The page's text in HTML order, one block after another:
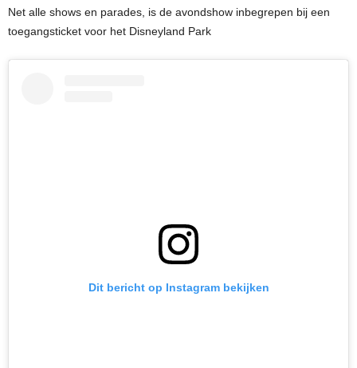
Net alle shows en parades, is de avondshow inbegrepen bij een
toegangsticket voor het Disneyland Park
Dit bericht op Instagram bekijken